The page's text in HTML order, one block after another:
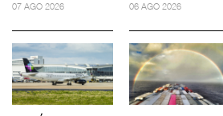
07 AGO 2026 06 AGO 2026